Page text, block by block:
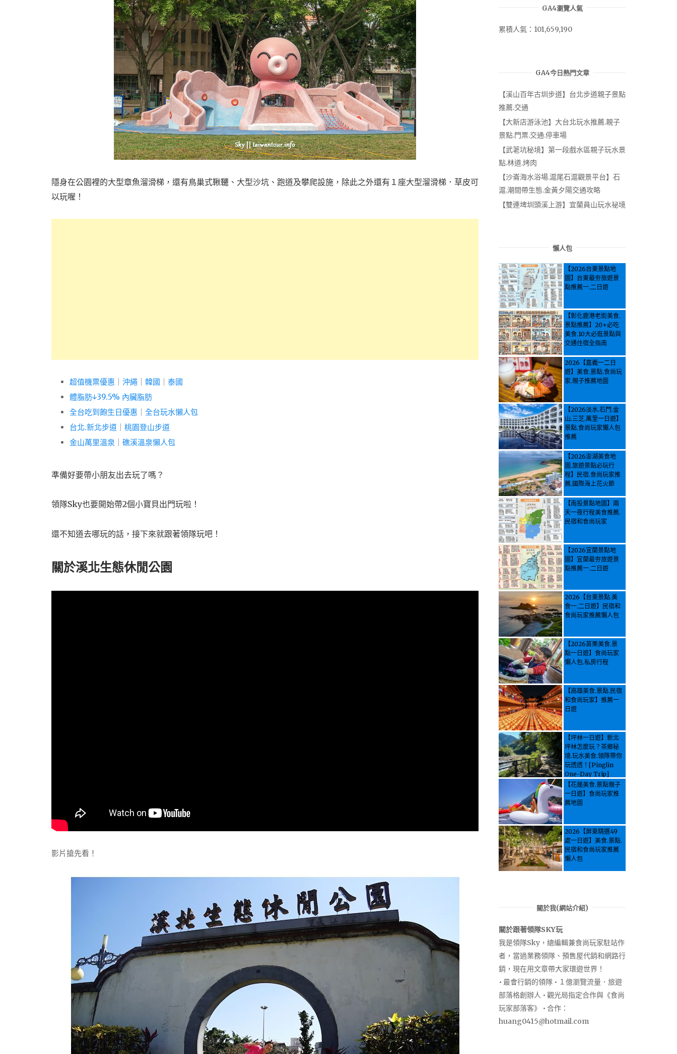
隱身在公園裡的大型章魚溜滑梯，還有鳥巢式鞦韆、大型沙坑、跑道及攀爬設施， 除此之外還有１ 座大型溜滑梯．草皮可
以玩喔！
超值機票優惠 沖繩 韓國
泰國
體脂肪↓39.5% 內臟脂肪
全台吃到飽生日優惠
全台玩水懶人包
台北.新北步道
桃園登山步道
金山萬里溫泉
礁溪溫泉懶人包
準備好要帶小朋友出去玩了嗎？
領隊Sky也要開始帶2個小寶貝出門玩啦！
還不知道去哪玩的話，接下來就跟著領隊玩吧！
關於溪北生態休閒公園
影片搶先看！
GA4瀏覽人氣
累積人氣：101,659,190
GA4今日熱門文章
【溪山百年古圳步道】台北步道親子景點
推薦.交通
【大新店游泳池】大台北玩水推薦.親子
景點.門票.交通.停車場
【武荖坑秘境】第一段戲水區親子玩水景
點.林道.烤肉
【沙崙海水浴場.滬尾石滬觀景平台】石
滬.潮間帶生態.金黃夕陽交通攻略
【雙連埤圳頭溪上游】宜蘭員山玩水祕境
懶人包
【2026台東景點地
圖】台東最夯旅遊景
點推薦一.二日遊
【彰化鹿港老街美食.
景點推薦】20+必吃
美食.10大必逛景點與
交通住宿全指南
2026【嘉義一二日
遊】美食.景點.食尚玩
家.親子推薦地圖
【2026淡水.石門.金
山.三芝.萬里一日遊】
景點.食尚玩家懶人包
推薦
【2026澎湖美食地
圖.旅遊景點必玩行
程】民宿.食尚玩家推
薦.國際海上花火節
【南投景點地圖】兩
天一夜行程美食推薦.
民宿和食尚玩家
【2026宜蘭景點地
圖】宜蘭最夯旅遊景
點推薦一.二日遊
2026【台東景點.美
食一.二日遊】民宿和
食尚玩家推薦懶人包
【2026苗栗美食.景
點一日遊】食尚玩家
懶人包.私房行程
【高雄美食.景點.民宿
和食尚玩家】推薦一
日遊
【坪林一日遊】新北
坪林怎麼玩？茶鄉秘
境.玩水美食.領隊帶你
玩透透！[Pinglin
One-Day Trip]
How to explore
Pinglin, New
Taipei? Tea Village
Let the guide take
you through it all!
【花蓮美食.景點親子
一日遊】食尚玩家推
薦地圖
2026【屏東精選49
處一日遊】美食.景點.
民宿和食尚玩家推薦
懶人包
關於我(網站介紹)
關於跟著領隊SKY玩
我是領隊Sky，總編輯兼食尚玩家駐站作
者，當過業務領隊、預售屋代銷和網路行
銷，現在用文章帶大家環遊世界！
• 最會行銷的領隊 • １億瀏覽流量．旅遊
部落格創辦人 • 觀光局指定合作與《食尚
玩家部落客》 • 合作：
huang0415@hotmail.com